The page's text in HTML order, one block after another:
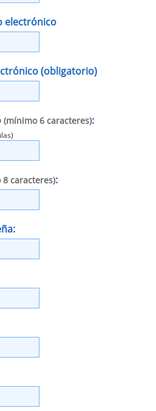
electrónico
(obligatorio)
(mínimo 6 caracteres):
caracteres):